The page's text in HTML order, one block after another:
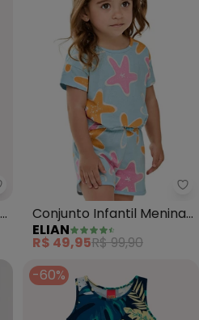
- Conjunto Infantil Menina
Conjunto Infantil Menina
Estrela-Do-Mar (Azul)
ELIAN
R$ 49,95R$ 99,90
-60%